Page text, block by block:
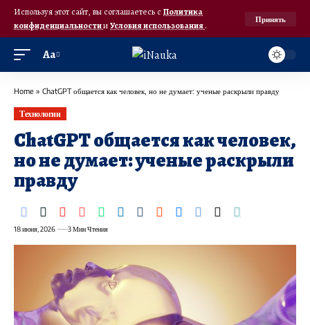
Используя этот сайт, вы соглашаетесь с Политика
конфиденциальностииУсловия использования.
Принять
Аа
Home » ChatGPT общается как человек, но не думает: ученые раскрыли правду
Технологии
ChatGPT общается как человек,
но не думает: ученые раскрыли
правду
18 июня, 2026 3 Мин Чтения